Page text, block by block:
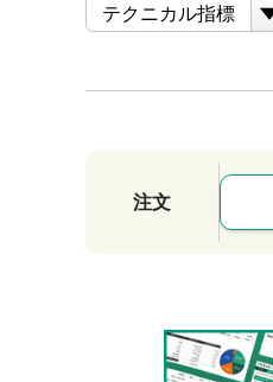
テクニカル指標
注文